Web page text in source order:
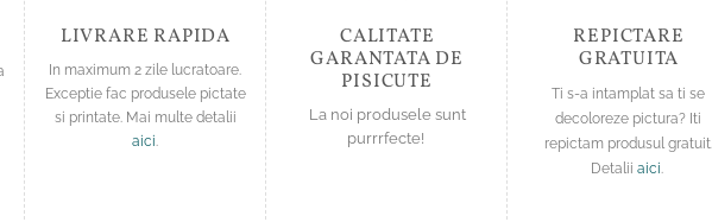
produsului.
LIVRARE RAPIDA
In maximum 2 zile lucratoare.
Exceptie fac produsele pictate
si printate. Mai multe detalii
aici.
CALITATE
GARANTATA DE
PISICUTE
La noi produsele sunt
purrrfecte!
REPICTARE
GRATUITA
Ti s-a intamplat sa ti se
decoloreze pictura? Iti
repictam produsul gratuit.
Detalii aici.